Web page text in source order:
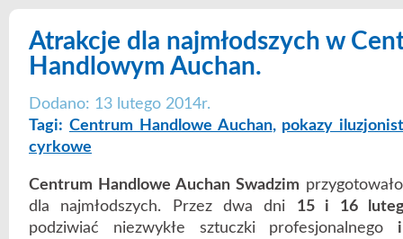
Atrakcje dla najmłodszych w
Handlowym Auchan.
Dodano: 13 lutego 2014r.
Tagi: Centrum Handlowe Auchan, pokazy
cyrkowe
Centrum Handlowe Auchan Swadzim
dla najmłodszych. Przez dwa dni 15 i 16
podziwiać niezwykłe sztuczki profesjonalnego